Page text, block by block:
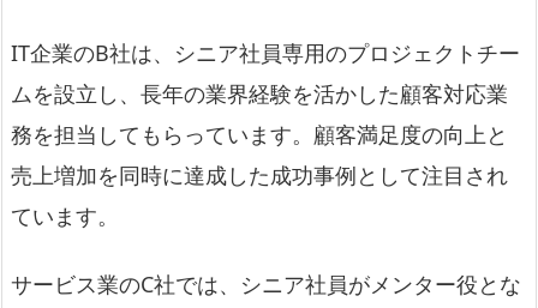
IT企業のB社は、シニア社員専用のプロジェクトチー
ムを設立し、長年の業界経験を活かした顧客対応業
務を担当してもらっています。顧客満足度の向上と
売上増加を同時に達成した成功事例として注目され
ています。
サービス業のC社では、シニア社員がメンター役とな